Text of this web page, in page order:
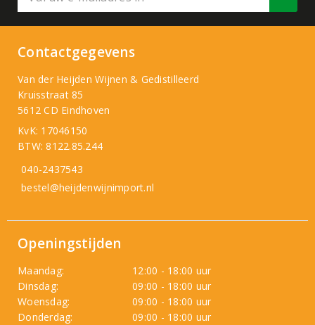
Contactgegevens
Van der Heijden Wijnen & Gedistilleerd
Kruisstraat 85
5612 CD Eindhoven
KvK: 17046150
BTW: 8122.85.244
040-2437543
bestel@heijdenwijnimport.nl
Openingstijden
Maandag:
12:00 - 18:00 uur
Dinsdag:
09:00 - 18:00 uur
Woensdag:
09:00 - 18:00 uur
Donderdag:
09:00 - 18:00 uur